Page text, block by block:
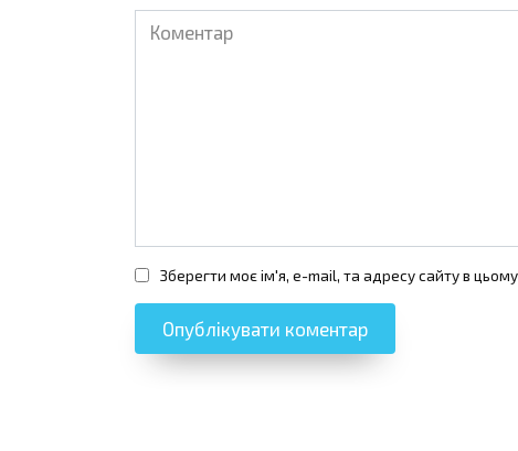
Коментар
Зберегти моє ім'я, e-mail, та адресу сайту в